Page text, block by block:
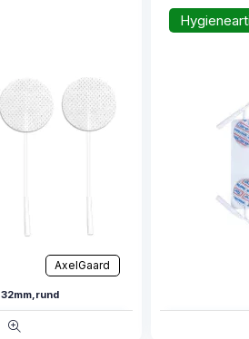
AxelGaard
32mm,rund